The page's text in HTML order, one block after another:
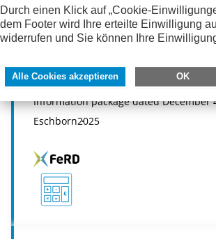
ZUGFeRD 2.4 english
Information package dated December
Eschborn2025
Durch einen Klick auf „Cookie-
dem Footer wird Ihre erteilte Einwilligung
widerrufen und Sie können Ihre
Alle Cookies akzeptieren OK